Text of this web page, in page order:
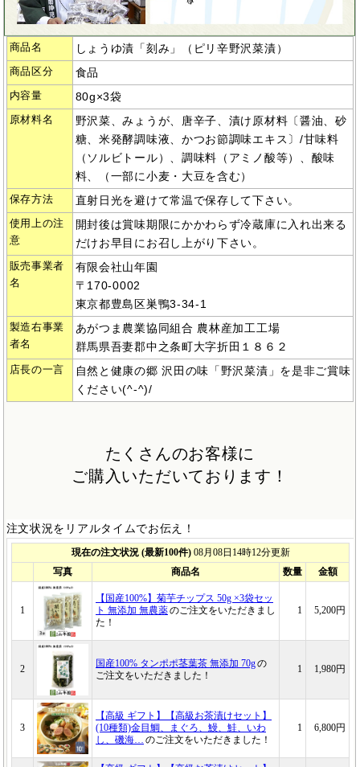
商品名 しょうゆ漬「刻み」（ピリ辛野沢菜漬）
商品区分 食品
内容量 80g×3袋
原材料名
野沢菜、みょうが、唐辛子、漬け原材料〔醤油、砂
糖、米発酵調味液、かつお節調味エキス〕/甘味料
（ソルビトール）、調味料（アミノ酸等）、酸味
料、（一部に小麦・大豆を含む）
保存方法 直射日光を避けて常温で保存して下さい。
使用上の注
意
開封後は賞味期限にかかわらず冷蔵庫に入れ出来る
だけお早目にお召し上がり下さい。
販売事業者
名
有限会社山年園
〒170-0002
東京都豊島区巣鴨3-34-1
製造右事業
者名
あがつま農業協同組合 農林産加工工場
群馬県吾妻郡中之条町大字折田１８６２
店長の一言
自然と健康の郷 沢田の味「野沢菜漬」を是非ご賞味
ください(^-^)/
たくさんのお客様に
ご購入いただいております！
注文状況をリアルタイムでお伝え！